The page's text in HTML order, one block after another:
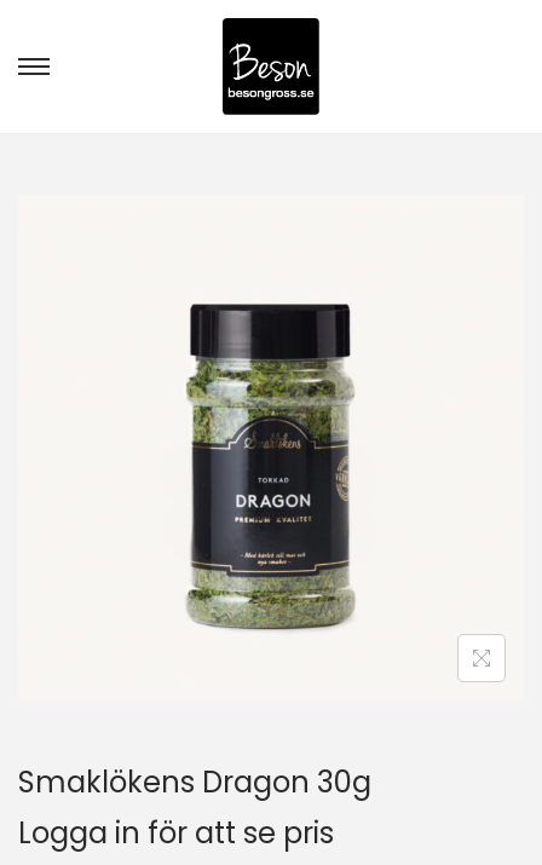
Smaklökens Dragon 30g
Logga in för att se pris